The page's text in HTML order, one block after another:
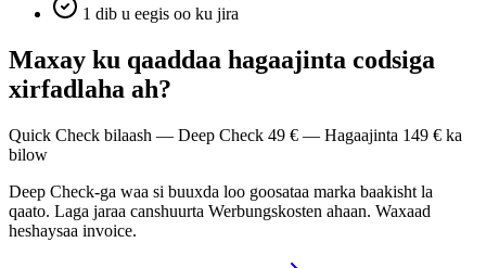
1 dib u eegis oo ku jira
Maxay ku qaaddaa hagaajinta codsiga
xirfadlaha ah?
Quick Check bilaash — Deep Check 49 € — Hagaajinta 149 € ka
bilow
Deep Check-ga waa si buuxda loo goosataa marka baakisht la
qaato. Laga jaraa canshuurta Werbungskosten ahaan. Waxaad
heshaysaa invoice.